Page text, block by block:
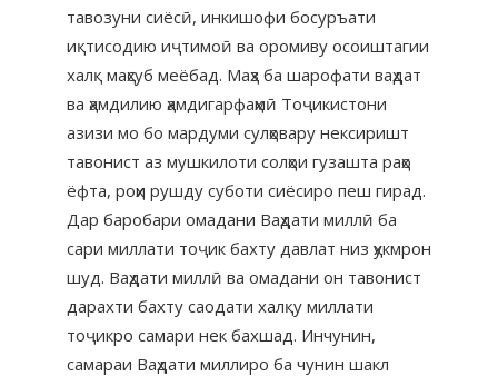
тавозуни сиёсӣ, инкишофи босуръати
иқтисодию иҷтимоӣ ва оромиву осоиштагии
халқ маҳсуб меёбад. Маҳз ба шарофати ваҳдат
ва ҳамдилию ҳамдигарфаҳмӣ Тоҷикистони
азизи мо бо мардуми сулҳовару нексиришт
тавонист аз мушкилоти солҳои гузашта раҳо
ёфта, роҳи рушду суботи сиёсиро пеш гирад.
Дар баробари омадани Ваҳдати миллӣ ба
сари миллати тоҷик бахту давлат низ ҳукмрон
шуд. Ваҳдати миллӣ ва омадани он тавонист
дарахти бахту саодати халқу миллати
тоҷикро самари нек бахшад. Инчунин,
самараи Ваҳдати миллиро ба чунин шакл